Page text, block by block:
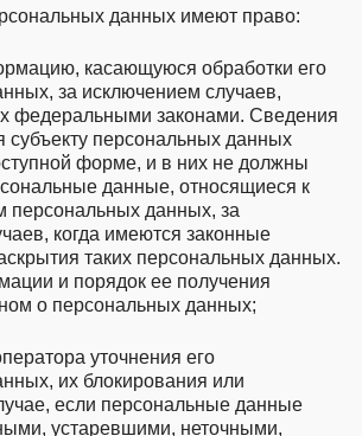
данных имеют право:
касающуюся обработки его
за исключением случаев,
федеральными законами. Сведения
субъекту персональных данных
форме, и в них не должны
данные, относящиеся к
персональных данных, за
когда имеются законные
таких персональных данных.
и порядок ее получения
о персональных данных;
уточнения его
их блокирования или
если персональные данные
устаревшими, неточными,